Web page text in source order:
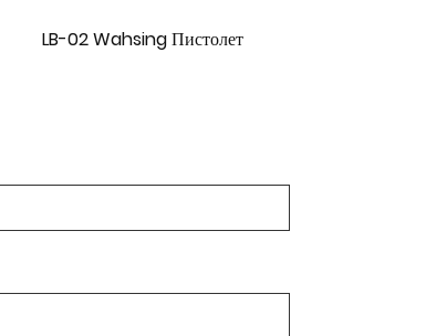
LB-03 Wahsing Пистолет